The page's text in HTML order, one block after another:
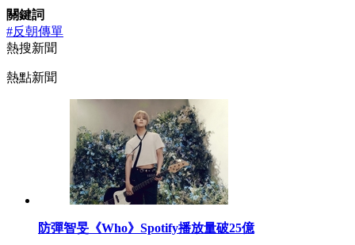
關鍵詞
#反朝傳單
熱搜新聞
熱點新聞
防彈智旻《Who》Spotify播放量破25億